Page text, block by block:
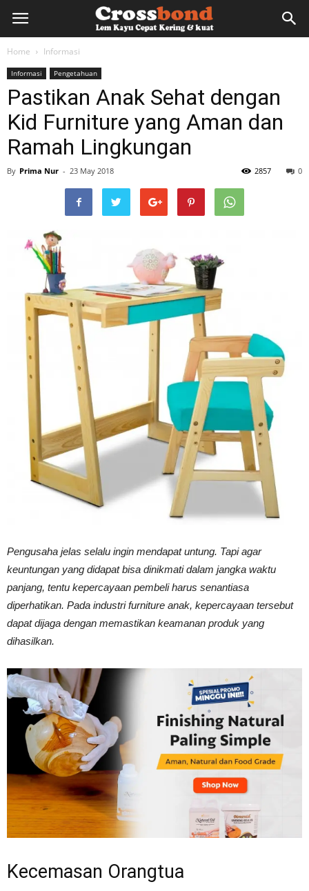
lemkayu.net
Lem
Kertas,
Kering,
Tahan
Lama
Home Informasi
Informasi Pengetahuan
Pastikan Anak Sehat dengan
Kid Furniture yang Aman dan
Ramah Lingkungan
By Prima Nur - 23 May 2018 0
2857
Pengusaha jelas selalu ingin mendapat untung. Tapi agar
keuntungan yang didapat bisa dinikmati dalam jangka waktu
panjang, tentu kepercayaan pembeli harus senantiasa
diperhatikan. Pada industri furniture anak, kepercayaan tersebut
dapat dijaga dengan memastikan keamanan produk yang
dihasilkan.
Kecemasan Orangtua